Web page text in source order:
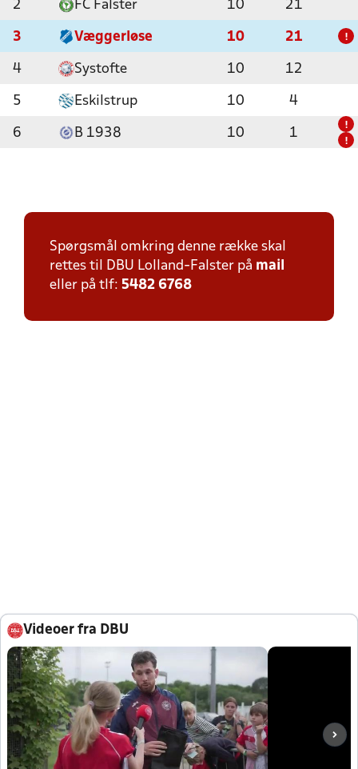
2 FC Falster 10 21
3 Væggerløse 10 21 !
4 Systofte 10 12
5 Eskilstrup 10 4
6 B 1938 10 1
!
!
Spørgsmål omkring denne række skal
rettes til DBU Lolland-Falster på mail
eller på tlf: 5482 6768
Videoer fra DBU